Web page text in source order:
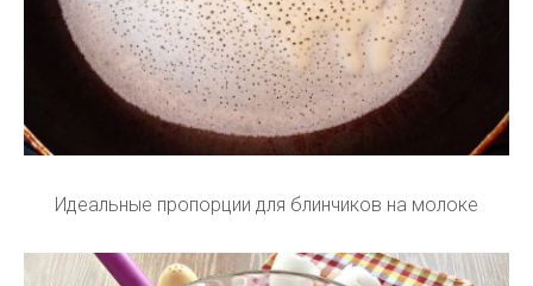
Идеальные пропорции для блинчиков на молоке